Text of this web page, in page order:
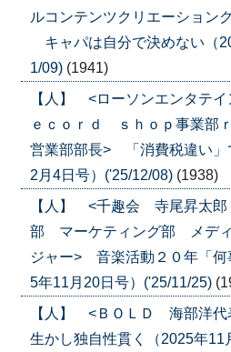
ルコンテンツクリエーショ
キャパは自分で決めない（
1/09) (1941)
【人】 <ローソンエンタテ
ｅｃｏｒｄ ｓｈｏｐ事業部
営業部部長> 「消費税違い」
2月4日号）('25/12/08) (1938)
【人】 <千趣会 寺尾昇太
部 マーケティング部 メデ
ジャー> 音楽活動２０年「何
5年11月20日号）('25/11/25)
【人】 <ＢＯＬＤ 海部洋
生かし独自性貫く（2025年11